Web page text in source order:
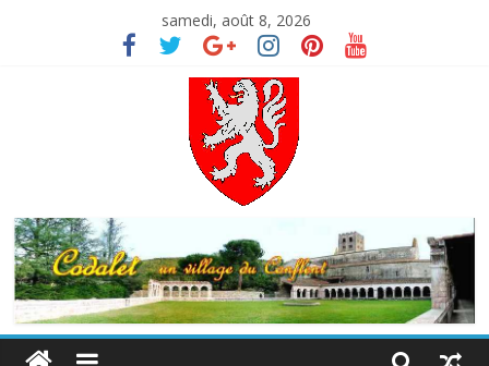
samedi, août 8, 2026
Codalet
Porte
du
Conflent